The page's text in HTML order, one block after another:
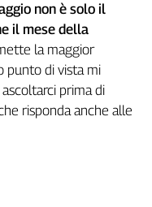
non è solo il
il mese della
la maggior
punto di vista mi
prima di
risponda anche alle